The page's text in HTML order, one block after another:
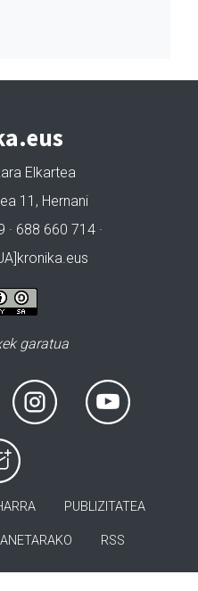
Elkartea
11, Hernani
· 688 660 714 ·
garatua
PUBLIZITATEA
RSS